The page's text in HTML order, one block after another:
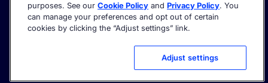
©2026 Algolia – Alle Rechte vorbehalten.
Datenschutzerklärung
purposes. See our Cookie Policy and Privacy Policy. You
can manage your preferences and opt out of certain
cookies by clicking the “Adjust settings” link.
Adjust settings